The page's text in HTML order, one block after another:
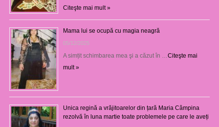
Citeşte mai mult »
Mama lui se ocupă cu magia neagră
05/12/2025
A simțit schimbarea mea şi a căzut în … Citeşte mai
mult »
Unica regină a vrăjitoarelor din țară Maria Câmpina
rezolvă în luna martie toate problemele pe care le aveți